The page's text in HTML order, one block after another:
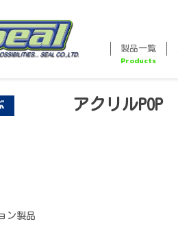
製品一覧
アクリルPOP
ン製品